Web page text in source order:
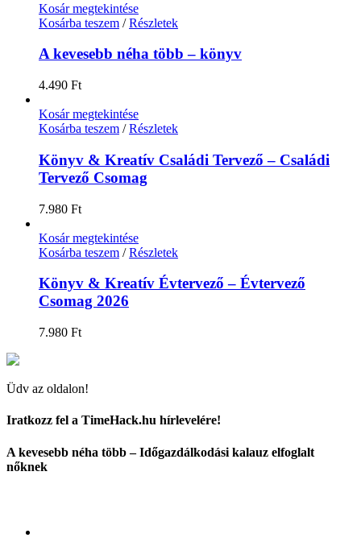
Kosár megtekintése
Kosárba teszem / Részletek
A kevesebb néha több – könyv
4.490 Ft
Kosár megtekintése
Kosárba teszem / Részletek
Könyv & Kreatív Családi Tervező – Családi
Tervező Csomag
7.980 Ft
Kosár megtekintése
Kosárba teszem / Részletek
Könyv & Kreatív Évtervező – Évtervező
Csomag 2026
7.980 Ft
Üdv az oldalon!
Iratkozz fel a TimeHack.hu hírlevelére!
A kevesebb néha több – Időgazdálkodási kalauz elfoglalt
nőknek